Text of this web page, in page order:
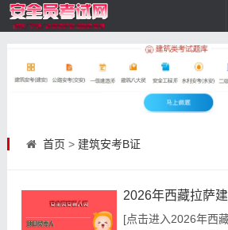
首页 > 建筑安考B证
[点击进入2026年西